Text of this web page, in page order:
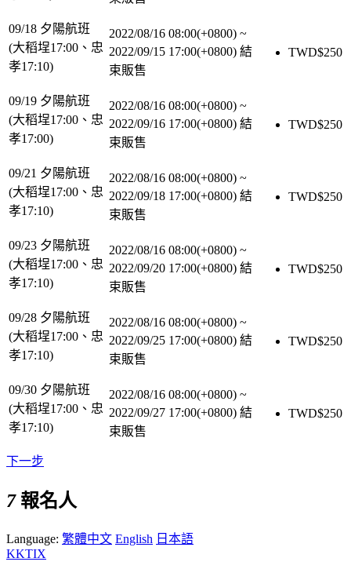
09/18 夕陽航班
(大稻埕17:00、忠
孝17:10)
2022/08/16 08:00(+0800) ~
2022/09/15 17:00(+0800) 結
束販售
TWD$250
09/19 夕陽航班
(大稻埕17:00、忠
孝17:00)
2022/08/16 08:00(+0800) ~
2022/09/16 17:00(+0800) 結
束販售
TWD$250
09/21 夕陽航班
(大稻埕17:00、忠
孝17:10)
2022/08/16 08:00(+0800) ~
2022/09/18 17:00(+0800) 結
束販售
TWD$250
09/23 夕陽航班
(大稻埕17:00、忠
孝17:10)
2022/08/16 08:00(+0800) ~
2022/09/20 17:00(+0800) 結
束販售
TWD$250
09/28 夕陽航班
(大稻埕17:00、忠
孝17:10)
2022/08/16 08:00(+0800) ~
2022/09/25 17:00(+0800) 結
束販售
TWD$250
09/30 夕陽航班
(大稻埕17:00、忠
孝17:10)
2022/08/16 08:00(+0800) ~
2022/09/27 17:00(+0800) 結
束販售
TWD$250
下一步
7報名人
Language: 繁體中文 English 日本語
KKTIX